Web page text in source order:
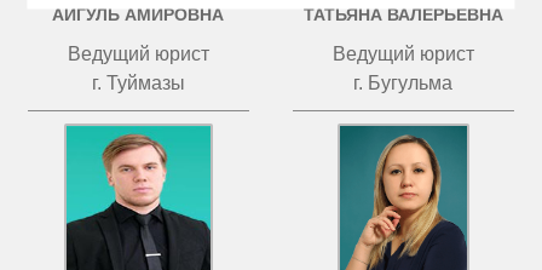
АЙГУЛЬ АМИРОВНА
Ведущий юрист
г. Туймазы
ТАТЬЯНА ВАЛЕРЬЕВНА
Ведущий юрист
г. Бугульма